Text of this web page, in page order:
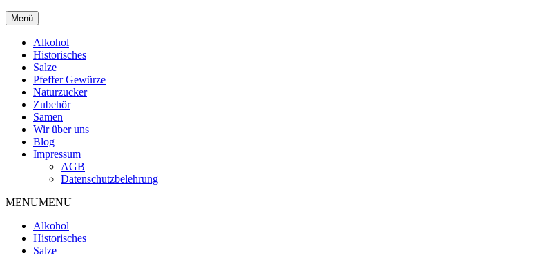
Menü
Alkohol
Historisches
Salze
Pfeffer Gewürze
Naturzucker
Zubehör
Samen
Wir über uns
Blog
Impressum
AGB
Datenschutzbelehrung
MENUMENU
Alkohol
Historisches
Salze